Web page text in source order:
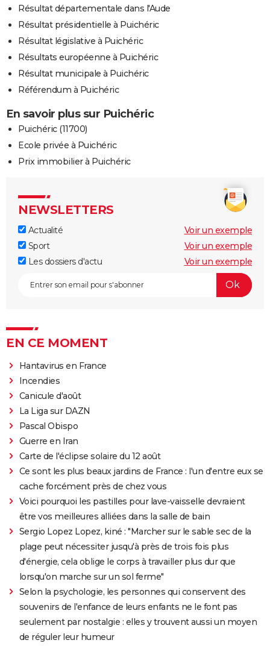
Résultat départementale dans l'Aude
Résultat présidentielle à Puichéric
Résultat législative à Puichéric
Résultats européenne à Puichéric
Résultat municipale à Puichéric
Référendum à Puichéric
En savoir plus sur Puichéric
Puichéric (11700)
Ecole privée à Puichéric
Prix immobilier à Puichéric
NEWSLETTERS
Actualité
Voir un exemple
Sport
Voir un exemple
Les dossiers d'actu
Voir un exemple
EN CE MOMENT
Hantavirus en France
Incendies
Canicule d'août
La Liga sur DAZN
Pascal Obispo
Guerre en Iran
Carte de l'éclipse solaire du 12 août
Ce sont les plus beaux jardins de France : l'un d'entre eux se
cache forcément près de chez vous
Voici pourquoi les pastilles pour lave-vaisselle devraient
être vos meilleures alliées dans la salle de bain
Sergio Lopez Lopez, kiné : "Marcher sur le sable sec de la
plage peut nécessiter jusqu'à près de trois fois plus
d'énergie, cela oblige le corps à travailler plus dur que
lorsqu'on marche sur un sol ferme"
Selon la psychologie, les personnes qui conservent des
souvenirs de l'enfance de leurs enfants ne le font pas
seulement par nostalgie : elles y trouvent aussi un moyen
de réguler leur humeur